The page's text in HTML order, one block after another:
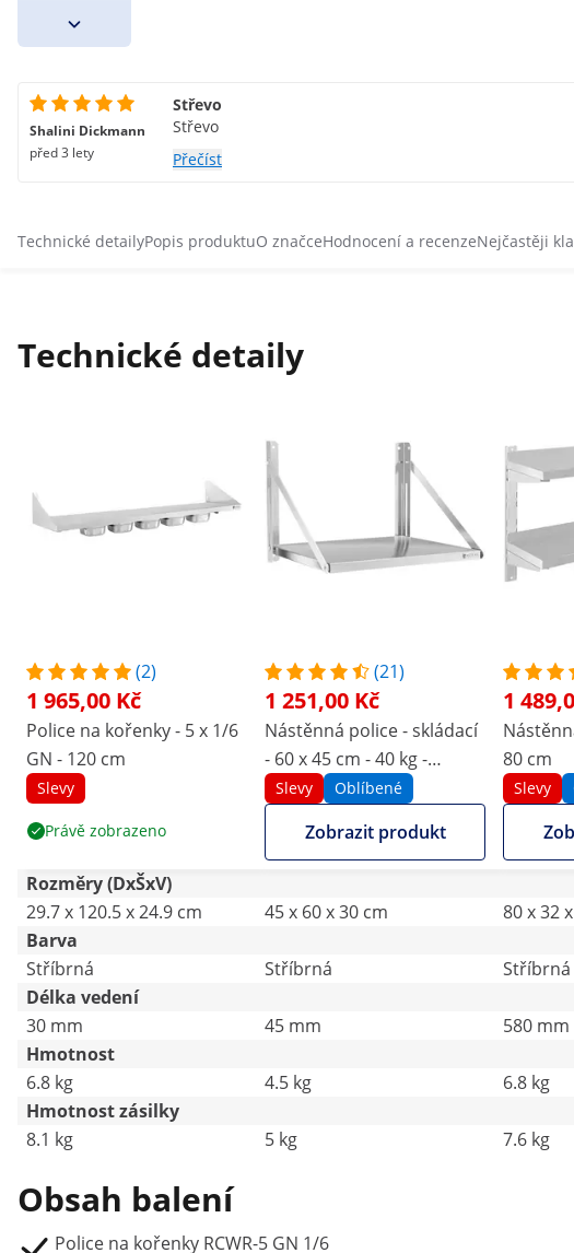
Shalini Dickmann
před 3 lety
Střevo
Střevo
Přečíst
Technické detailyPopis produktuO značceHodnocení a recenzeNejčastěji
Technické detaily
(2)
1 965,00 Kč
Police na kořenky - 5 x 1/6
GN - 120 cm
Slevy
Právě zobrazeno
(21)
1 251,00 Kč
Nástěnná police - skládací
- 60 x 45 cm - 40 kg -
ušlechtilá ocel
Slevy Oblíbené
Zobrazit produkt
1
80 cm
Slevy
Rozměry (DxŠxV)
29.7 x 120.5 x 24.9 cm
45 x 60 x 30 cm 80 x 32
Barva
Stříbrná
Stříbrná Stříbrná
Délka vedení
30 mm
45 mm 580 mm
Hmotnost
6.8 kg
4.5 kg 6.8 kg
Hmotnost zásilky
8.1 kg
5 kg 7.6 kg
Obsah balení
Police na kořenky RCWR-5 GN 1/6